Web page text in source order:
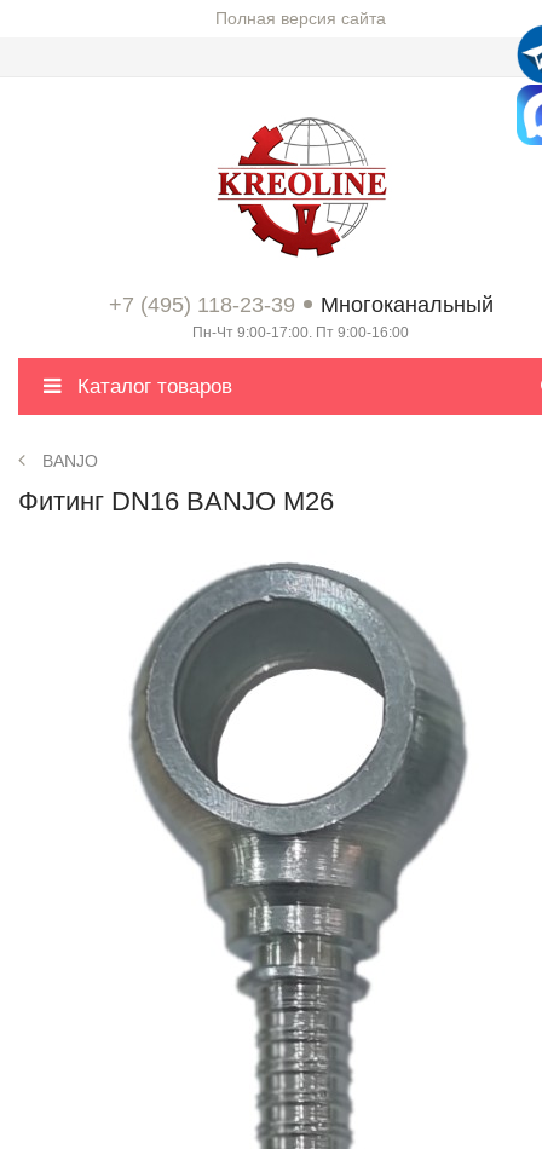
Полная версия сайта
+7 (495) 118-23-39 Многоканальный
Пн-Чт 9:00-17:00. Пт 9:00-16:00
Каталог товаров
BANJO
Фитинг DN16 BANJO M26